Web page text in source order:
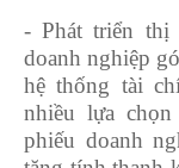
- Phát triển thị
doanh nghiệp
hệ thống tài
nhiều lựa
phiếu doanh